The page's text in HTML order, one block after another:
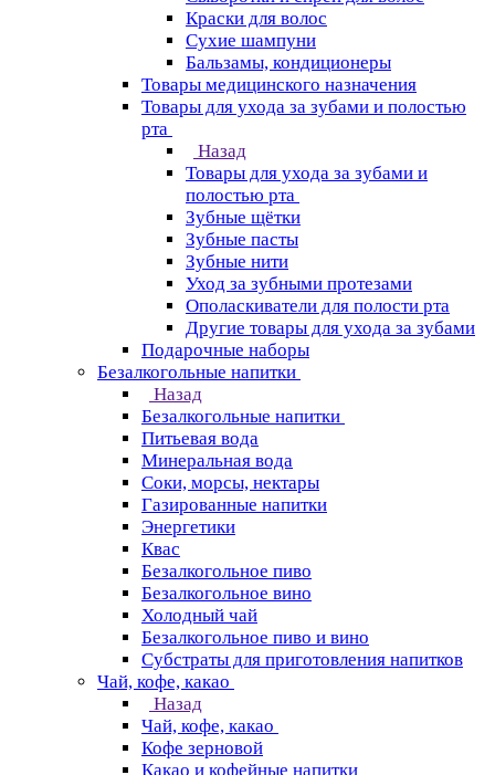
Краски для волос
Сухие шампуни
Бальзамы, кондиционеры
Товары медицинского назначения
Товары для ухода за зубами и полостью
рта
Назад
Товары для ухода за зубами и
полостью рта
Зубные щётки
Зубные пасты
Зубные нити
Уход за зубными протезами
Ополаскиватели для полости рта
Другие товары для ухода за зубами
Подарочные наборы
Безалкогольные напитки
Назад
Безалкогольные напитки
Питьевая вода
Минеральная вода
Соки, морсы, нектары
Газированные напитки
Энергетики
Квас
Безалкогольное пиво
Безалкогольное вино
Холодный чай
Безалкогольное пиво и вино
Субстраты для приготовления напитков
Чай, кофе, какао
Назад
Чай, кофе, какао
Кофе зерновой
Какао и кофейные напитки